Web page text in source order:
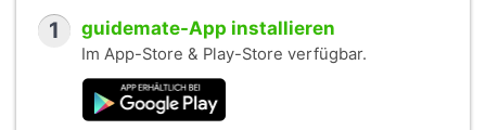
1 guidemate-App installieren
Im App-Store & Play-Store verfügbar.